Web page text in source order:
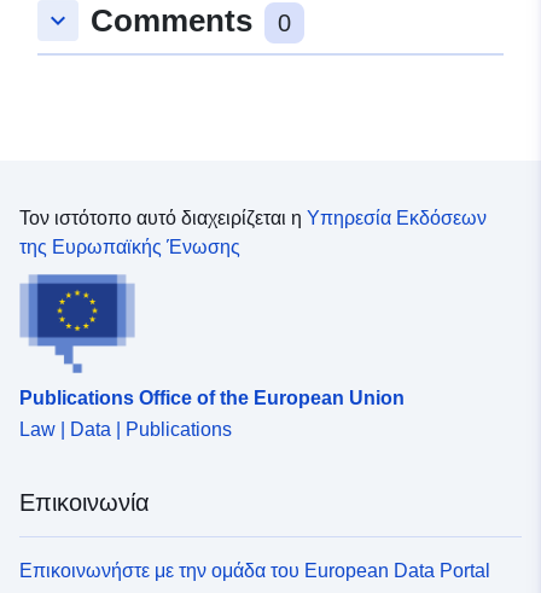
uriRef:
http://data.europa.eu/88u/dataset/
keyboard_arrow_down Comments 0
Τον ιστότοπο αυτό διαχειρίζεται η Υπηρεσία Εκδόσεων
της Ευρωπαϊκής Ένωσης
Publications Office of the European Union
Law | Data | Publications
Επικοινωνία
Επικοινωνήστε με την ομάδα του European Data Portal